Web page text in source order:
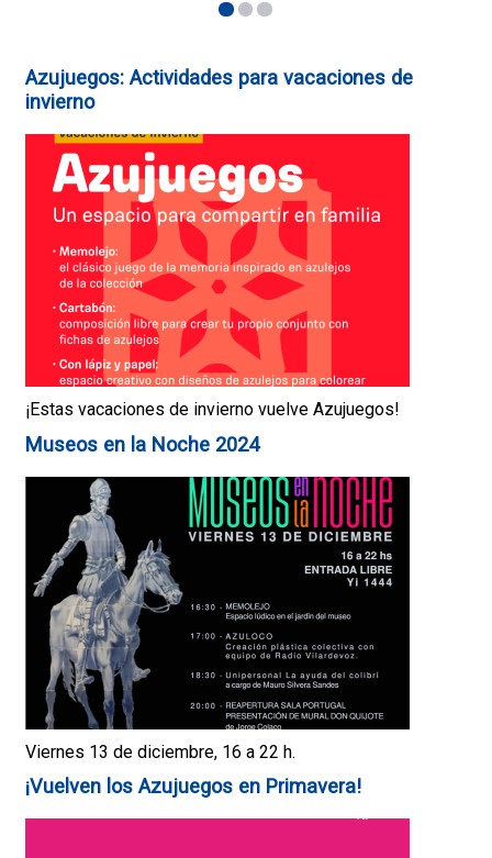
Azujuegos: Actividades para vacaciones de
invierno
¡Estas vacaciones de invierno vuelve Azujuegos!
Museos en la Noche 2024
Viernes 13 de diciembre, 16 a 22 h.
¡Vuelven los Azujuegos en Primavera!